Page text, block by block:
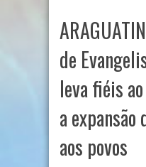
de
leva fiéis
a expansão
aos povos